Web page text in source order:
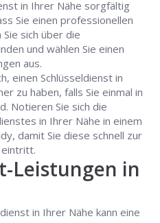
in Ihrer Nähe sorgfältig
Sie einen professionellen
sich über die
und wählen Sie einen
aus.
einen Schlüsseldienst in
zu haben, falls Sie einmal in
Notieren Sie sich die
in Ihrer Nähe in einem
damit Sie diese schnell zur
eintritt.
Leistungen in
in Ihrer Nähe kann eine